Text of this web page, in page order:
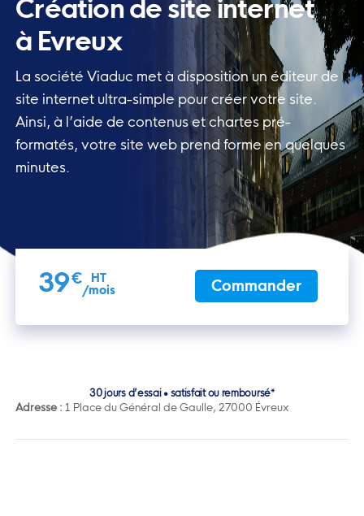
Création de site internet
à Evreux
La société Viaduc met à disposition un éditeur de
site internet ultra-simple pour créer votre site.
Ainsi, à l’aide de contenus et chartes pré-
formatés, votre site web prend forme enquelques
minutes.
39€
HT
/mois
Commander
30 jours d’essai • satisfait ou remboursé*
Adresse :1 Place du Général de Gaulle, 27000 Évreux